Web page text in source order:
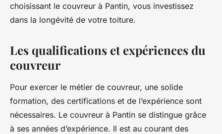
choisissant le couvreur à Pantin, vous investissez
dans la longévité de votre toiture.
Les qualifications et expériences du
couvreur
Pour exercer le métier de couvreur, une solide
formation, des certifications et de l’expérience sont
nécessaires. Le couvreur à Pantin se distingue grâce
à ses années d’expérience. Il est au courant des